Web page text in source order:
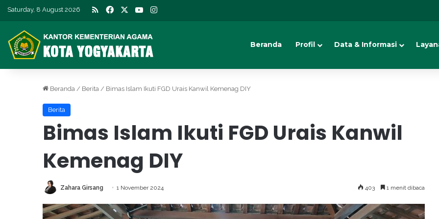
Saturday, 8 August 2026 RSS Facebook YouTube
Beranda Profil Data & Informasi
Beranda / Berita / Bimas Islam Ikuti FGD Urais Kanwil Kemenag DIY
Berita
Bimas Islam Ikuti FGD Urais Kanwil
Kemenag DIY
Zahara Girsang 1 November 2024 403 1 menit dibaca